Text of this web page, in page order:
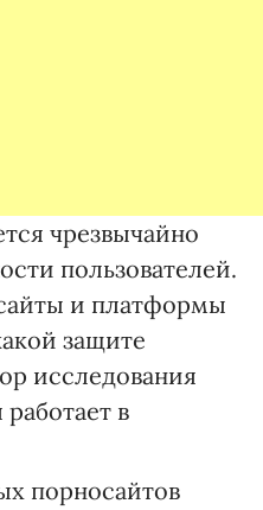
чрезвычайно
пользователей.
и платформы
защите
исследования
в
порносайтов